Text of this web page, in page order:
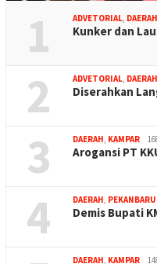
1 ADVETORIAL, DAERAH
Kunker dan
2 ADVETORIAL, DAERAH
Diserahkan
3 DAERAH, KAMPAR
Arogansi PT
4 DAERAH, PEKANBARU
Demis Bupati
DAERAH, KAMPAR